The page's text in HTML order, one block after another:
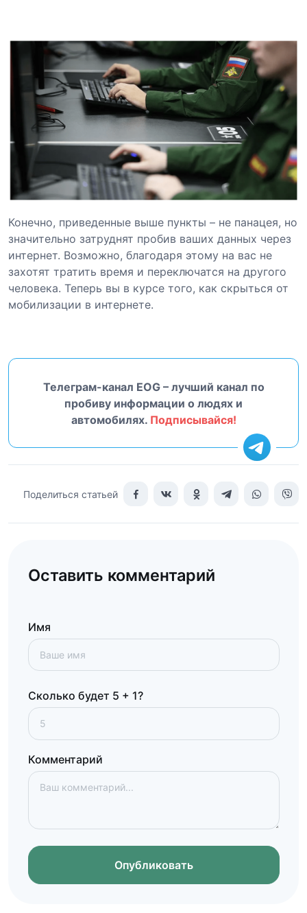
Конечно, приведенные выше пункты – не панацея, но
значительно затруднят пробив ваших данных через
интернет. Возможно, благодаря этому на вас не
захотят тратить время и переключатся на другого
человека. Теперь вы в курсе того, как скрыться от
мобилизации в интернете.
Телеграм-канал EOG – лучший канал по
пробиву информации о людях и
автомобилях. Подписывайся!
Поделиться статьей
Оставить комментарий
Имя
Сколько будет 5 + 1?
Комментарий
Опубликовать